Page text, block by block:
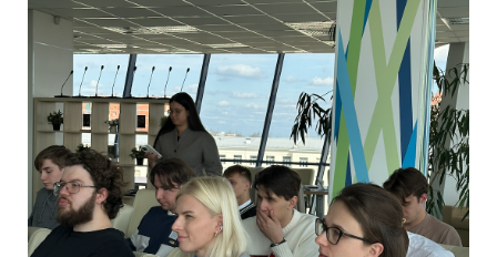
бакалавриата Бизнес-школы
МФТИ х СКОЛКОВО
представили свои проекты.
Андрей Зубов, например, в
своей работе
проанализировал внедрение
новых технологий
(автопилоты, роботы) в